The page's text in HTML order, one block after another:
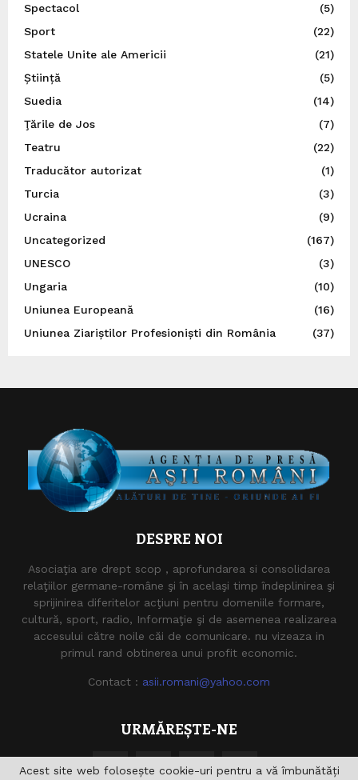
Spectacol
(5)
Sport
(22)
Statele Unite ale Americii
(21)
Știință
(5)
Suedia
(14)
Ţările de Jos
(7)
Teatru
(22)
Traducător autorizat
(1)
Turcia
(3)
Ucraina
(9)
Uncategorized
(167)
UNESCO
(3)
Ungaria
(10)
Uniunea Europeană
(16)
Uniunea Ziariștilor Profesioniști din România
(37)
DESPRE NOI
Asociaţia are drept scop , aprofundarea si consolidarea
relaţiilor germane-române şi în acelaşi timp îndeplinirea şi
sprijinirea diferitelor acţiuni pentru domeniile formare,
cultură, sport, radio, Informaţie şi de asemenea realizarea
accesului către noile căi de comunicare. nu vizeaza in
primul rand obtinerea unui profit economic.
Contact : asii.romani@yahoo.com
URMĂREȘTE-NE
Acest site web folosește cookie-uri pentru a vă îmbunătăți